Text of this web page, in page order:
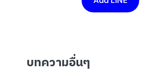
บทความอื่นๆ